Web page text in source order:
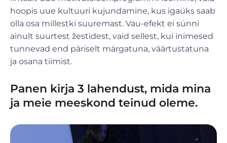
hoopis uue kultuuri kujundamine, kus igaüks saab
olla osa millestki suuremast. Vau-efekt ei sünni
ainult suurtest žestidest, vaid sellest, kui inimesed
tunnevad end päriselt märgatuna, väärtustatuna
ja osana tiimist.
Panen kirja 3 lahendust, mida mina
ja meie meeskond teinud oleme.